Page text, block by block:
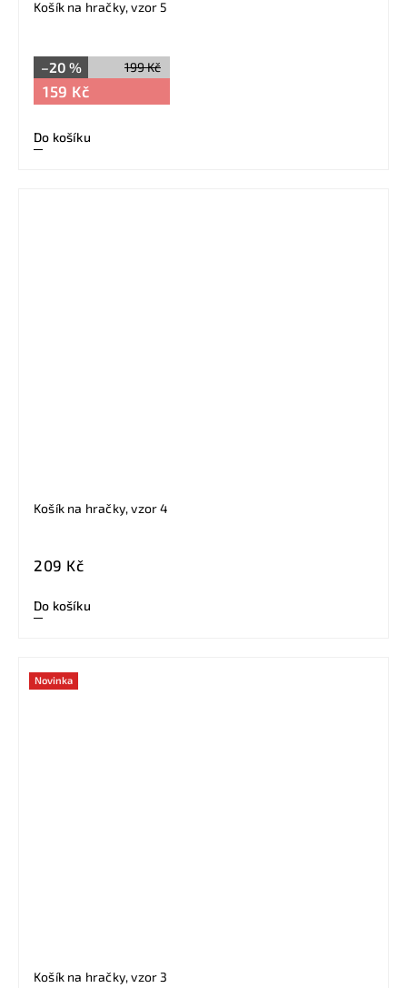
Košík na hračky, vzor 5
199 Kč
–20 %
159 Kč
Do košíku
Košík na hračky, vzor 4
209 Kč
Do košíku
Novinka
Košík na hračky, vzor 3